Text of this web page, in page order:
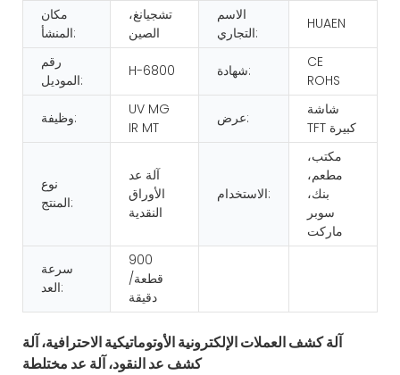
مكان
المنشأ:
تشجيانغ،
الصين
الاسم
التجاري:
HUAEN
رقم
الموديل:
H-6800 شهادة:
CE
ROHS
وظيفة:
UV MG
IR MT
عرض:
شاشة
TFT كبيرة
نوع
المنتج:
آلة عد
الأوراق
النقدية
الاستخدام:
مكتب،
مطعم،
بنك،
سوبر
ماركت
سرعة
العد:
900
قطعة/
دقيقة
آلة كشف العملات الإلكترونية الأوتوماتيكية الاحترافية، آلة
كشف عد النقود، آلة عد مختلطة